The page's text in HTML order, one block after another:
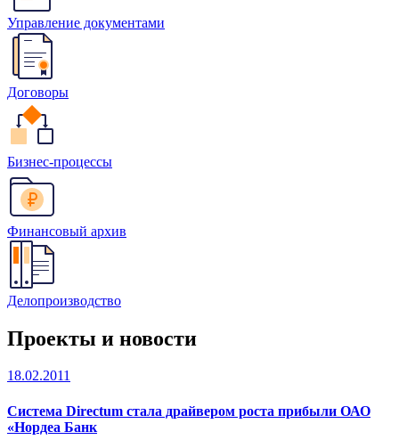
Управление документами
Договоры
Бизнес-процессы
Финансовый архив
Делопроизводство
Проекты и новости
18.02.2011
Система Directum стала драйвером роста прибыли ОАО
«Нордеа Банк